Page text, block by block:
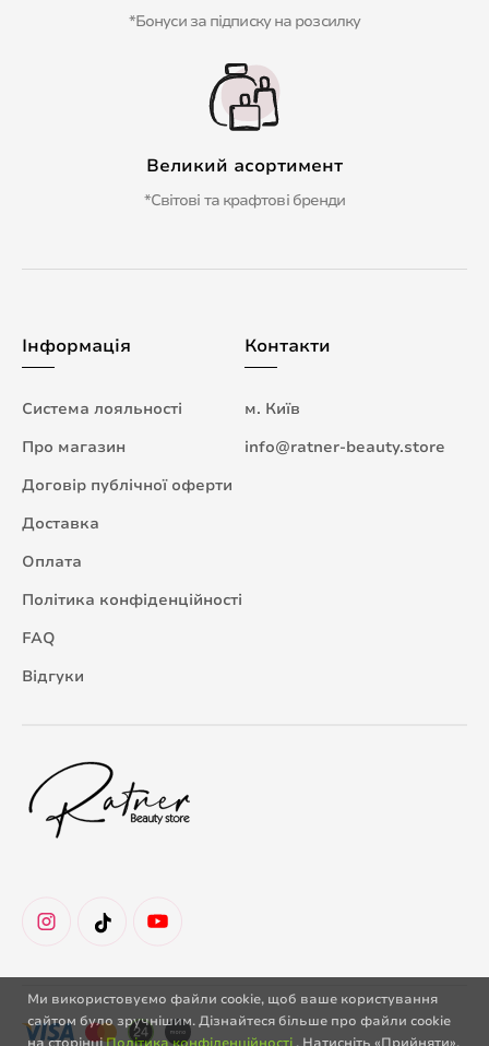
*Бонуси за підписку на розсилку
Великий асортимент
*Світові та крафтові бренди
Інформація
Система лояльності
Про магазин
Договір публічної оферти
Доставка
Оплата
Політика конфіденційності
FAQ
Відгуки
Контакти
м. Київ
info@ratner-beauty.store
Ми використовуємо файли cookie, щоб ваше користування
сайтом було зручнішим. Дізнайтеся більше про файли cookie